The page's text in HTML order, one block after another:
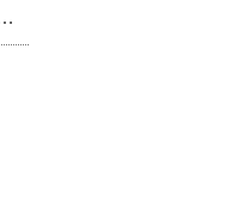
水尾、埔頂社區前進2026高齡健康產業博覽會